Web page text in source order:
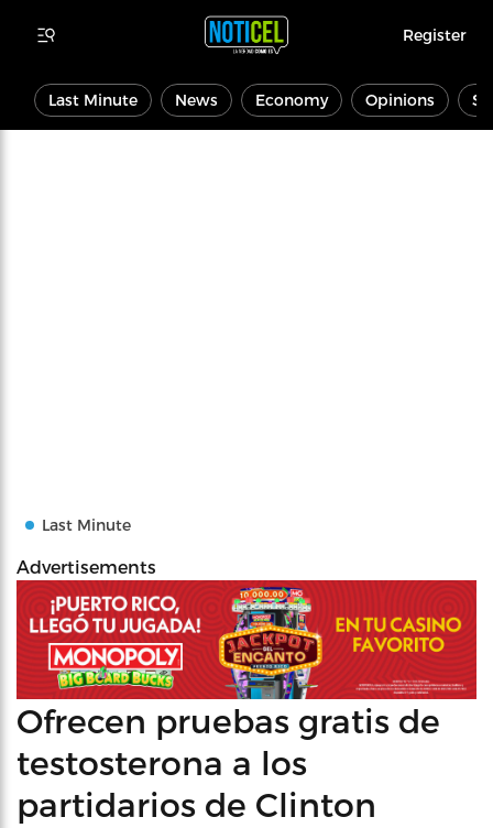
Register
Last Minute News Economy Opinions
Last Minute
Advertisements
Ofrecen pruebas gratis de
testosterona a los
partidarios de Clinton